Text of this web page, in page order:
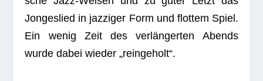
Jon­geslied in jaz­zi­ger Form und flot­tem Spiel.
Ein wenig Zeit des ver­län­ger­ten Abends
wurde dabei wie­der „rein­ge­holt“.